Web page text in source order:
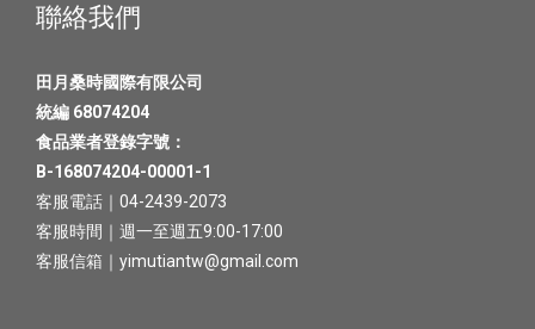
聯絡我們
田月桑時國際有限公司
統編 68074204
食品業者登錄字號：
B-168074204-00001-1
客服電話｜04-2439-2073
客服時間｜週一至週五9:00-17:00
客服信箱｜yimutiantw@gmail.com